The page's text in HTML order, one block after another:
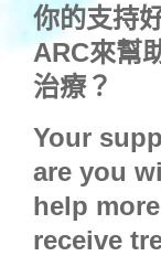
你的支持
ARC來幫
治療？
Your
are you
help
receive